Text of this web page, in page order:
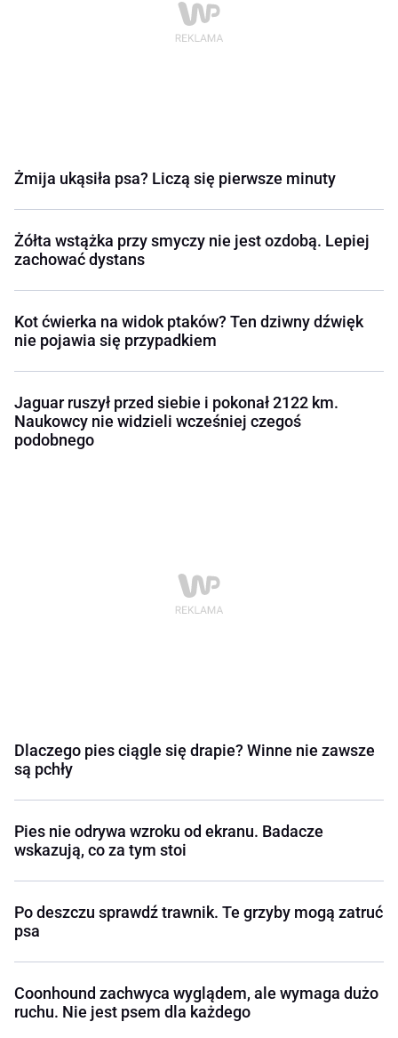
Żmija ukąsiła psa? Liczą się pierwsze minuty
Żółta wstążka przy smyczy nie jest ozdobą. Lepiej
zachować dystans
Kot ćwierka na widok ptaków? Ten dziwny dźwięk
nie pojawia się przypadkiem
Jaguar ruszył przed siebie i pokonał 2122 km.
Naukowcy nie widzieli wcześniej czegoś
podobnego
Dlaczego pies ciągle się drapie? Winne nie zawsze
są pchły
Pies nie odrywa wzroku od ekranu. Badacze
wskazują, co za tym stoi
Po deszczu sprawdź trawnik. Te grzyby mogą zatruć
psa
Coonhound zachwyca wyglądem, ale wymaga dużo
ruchu. Nie jest psem dla każdego